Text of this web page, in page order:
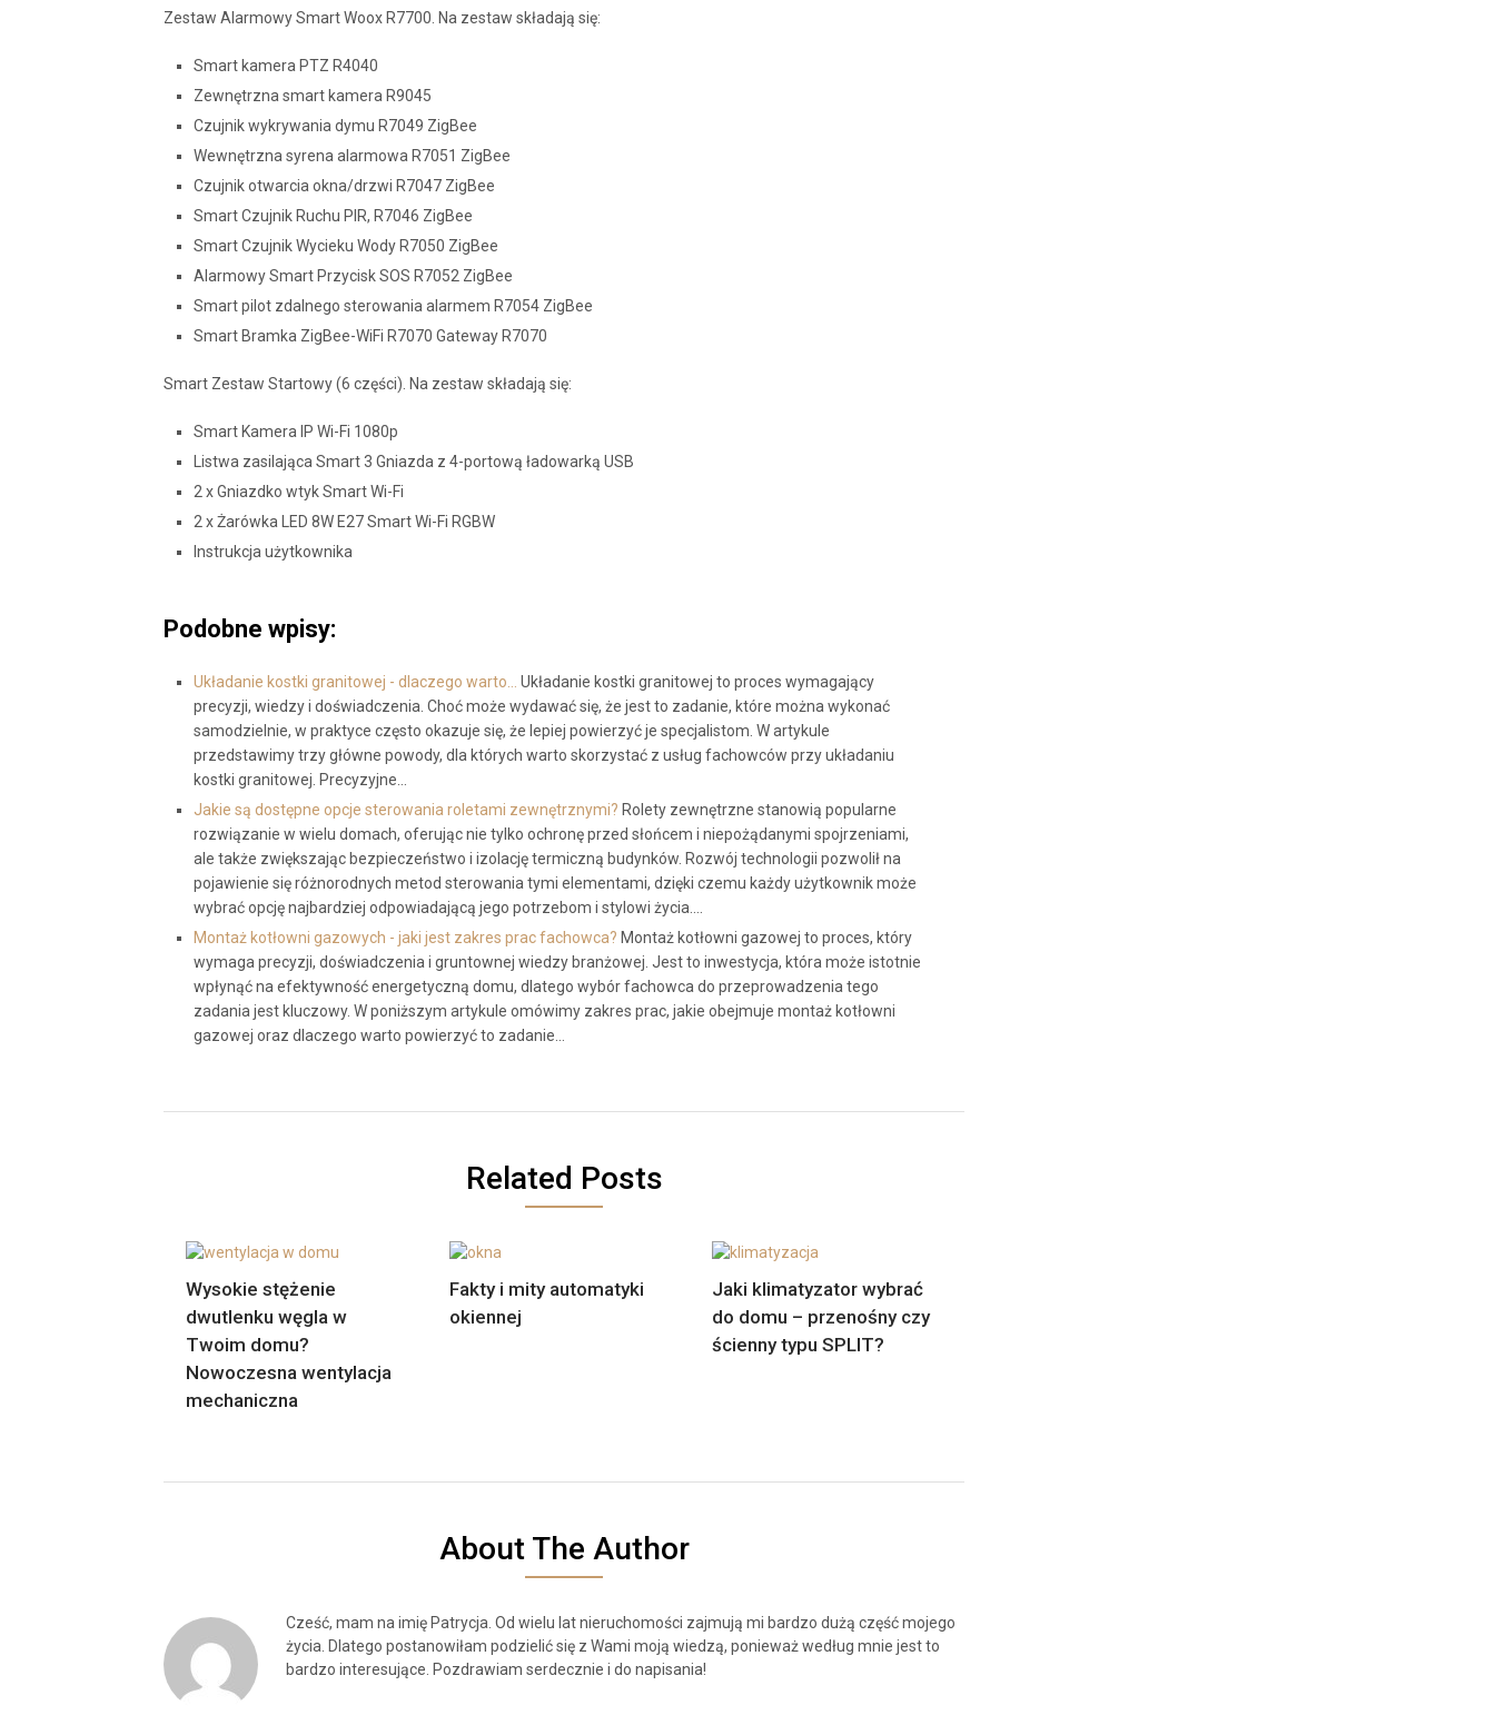
Zestaw Alarmowy Smart Woox R7700. Na zestaw składają się:
Smart kamera PTZ R4040
Zewnętrzna smart kamera R9045
Czujnik wykrywania dymu R7049 ZigBee
Wewnętrzna syrena alarmowa R7051 ZigBee
Czujnik otwarcia okna/drzwi R7047 ZigBee
Smart Czujnik Ruchu PIR, R7046 ZigBee
Smart Czujnik Wycieku Wody R7050 ZigBee
Alarmowy Smart Przycisk SOS R7052 ZigBee
Smart pilot zdalnego sterowania alarmem R7054 ZigBee
Smart Bramka ZigBee-WiFi R7070 Gateway R7070
Smart Zestaw Startowy (6 części). Na zestaw składają się:
Smart Kamera IP Wi-Fi 1080p
Listwa zasilająca Smart 3 Gniazda z 4-portową ładowarką USB
2 x Gniazdko wtyk Smart Wi-Fi
2 x Żarówka LED 8W E27 Smart Wi-Fi RGBW
Instrukcja użytkownika
Podobne wpisy:
Układanie kostki granitowej - dlaczego warto…
Układanie kostki granitowej to proces wymagający
precyzji, wiedzy i doświadczenia. Choć może wydawać się, że jest to zadanie, które można wykonać
samodzielnie, w praktyce często okazuje się, że lepiej powierzyć je specjalistom. W artykule
przedstawimy trzy główne powody, dla których warto skorzystać z usług fachowców przy układaniu
kostki granitowej. Precyzyjne…
Jakie są dostępne opcje sterowania roletami zewnętrznymi? Rolety zewnętrzne stanowią popularne
rozwiązanie w wielu domach, oferując nie tylko ochronę przed słońcem i niepożądanymi spojrzeniami,
ale także zwiększając bezpieczeństwo i izolację termiczną budynków. Rozwój technologii pozwolił na
pojawienie się różnorodnych metod sterowania tymi elementami, dzięki czemu każdy użytkownik może
wybrać opcję najbardziej odpowiadającą jego potrzebom i stylowi życia.…
Montaż kotłowni gazowych - jaki jest zakres prac fachowca? Montaż kotłowni gazowej to proces, który
wymaga precyzji, doświadczenia i gruntownej wiedzy branżowej. Jest to inwestycja, która może istotnie
wpłynąć na efektywność energetyczną domu, dlatego wybór fachowca do przeprowadzenia tego
zadania jest kluczowy. W poniższym artykule omówimy zakres prac, jakie obejmuje montaż kotłowni
gazowej oraz dlaczego warto powierzyć to zadanie…
Related Posts
Wysokie stężenie
dwutlenku węgla w
Twoim domu?
Nowoczesna wentylacja
mechaniczna
Fakty i mity automatyki
okiennej
Jaki klimatyzator wybrać
do domu – przenośny czy
ścienny typu SPLIT?
About The Author
Cześć, mam na imię Patrycja. Od wielu lat nieruchomości zajmują mi bardzo dużą część mojego
życia. Dlatego postanowiłam podzielić się z Wami moją wiedzą, ponieważ według mnie jest to
bardzo interesujące. Pozdrawiam serdecznie i do napisania!